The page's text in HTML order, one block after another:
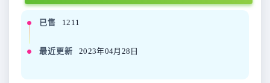
已售 1211
最近更新 2023年04月28日